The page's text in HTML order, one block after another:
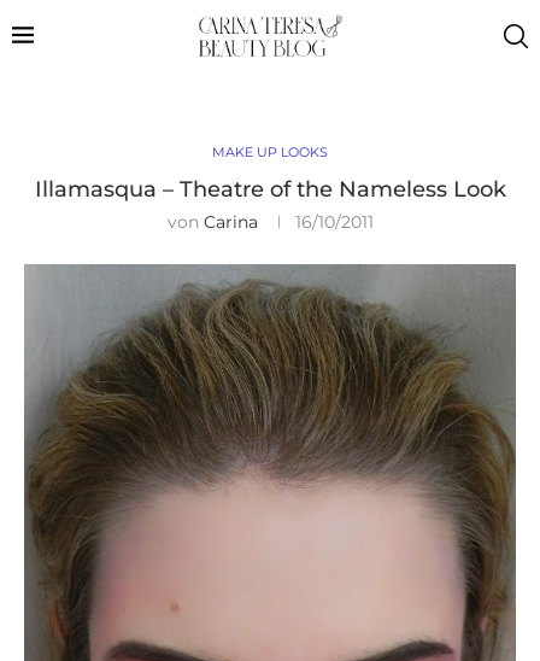
MAKE UP LOOKS
Illamasqua – Theatre of the Nameless Look
von Carina 16/10/2011